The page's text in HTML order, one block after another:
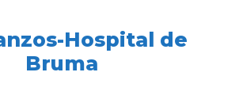
Hospital de
Bruma